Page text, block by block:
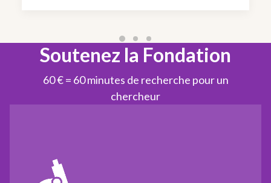
Soutenez la Fondation
60 € = 60 minutes de recherche pour un
chercheur